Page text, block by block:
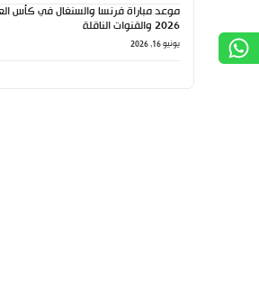
موعد مباراة فرنسا والسنغال في كأس
2026 والقنوات الناقلة
يونيو 16, 2026